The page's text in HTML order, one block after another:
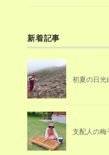
新着記事
初夏の日光
支配人の梅